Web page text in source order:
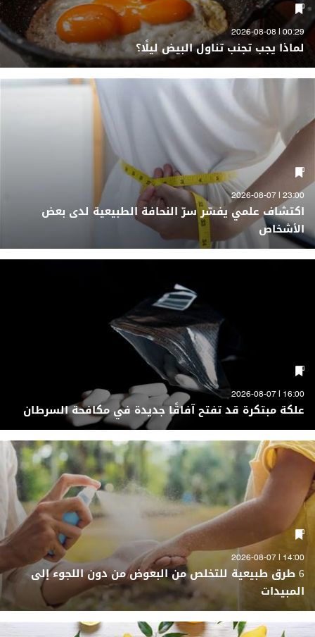
00:29 | 2026-08-08
لماذا يجب تجنب تناول البيض ليلًا؟
23:00 | 2026-08-07
اكتشاف علمي يفسّر سرّ النحافة الطبيعية لدى بعض
الأشخاص
16:00 | 2026-08-07
علكة مبتكرة قد تفتح آفاقًا جديدة في مكافحة السرطان
14:00 | 2026-08-07
6 طرق طبيعية للتخلص من البعوض من دون اللجوء إلى
المبيدات